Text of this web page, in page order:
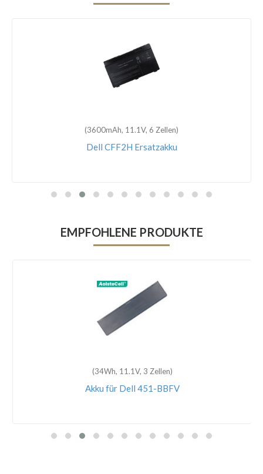
(3600mAh, 11.1V, 6 Zellen)
Dell CFF2H Ersatzakku
EMPFOHLENE PRODUKTE
(34Wh, 11.1V, 3 Zellen)
Akku für Dell 451-BBFV